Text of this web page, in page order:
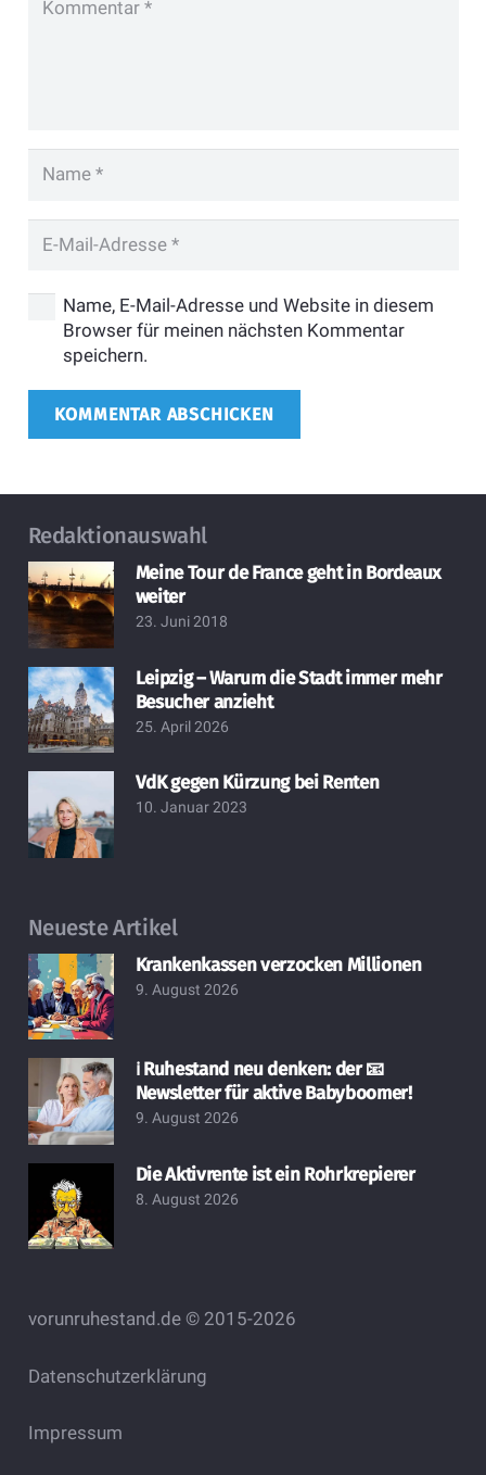
Name, E-Mail-Adresse und Website in diesem
Browser für meinen nächsten Kommentar
speichern.
KOMMENTAR ABSCHICKEN
Redaktionauswahl
Meine Tour de France geht in Bordeaux
weiter
23. Juni 2018
Leipzig – Warum die Stadt immer mehr
Besucher anzieht
25. April 2026
VdK gegen Kürzung bei Renten
10. Januar 2023
Neueste Artikel
Krankenkassen verzocken Millionen
9. August 2026
ℹ️ Ruhestand neu denken: der 📧
Newsletter für aktive Babyboomer!
9. August 2026
Die Aktivrente ist ein Rohrkrepierer
8. August 2026
vorunruhestand.de © 2015-2026
Datenschutzerklärung
Impressum